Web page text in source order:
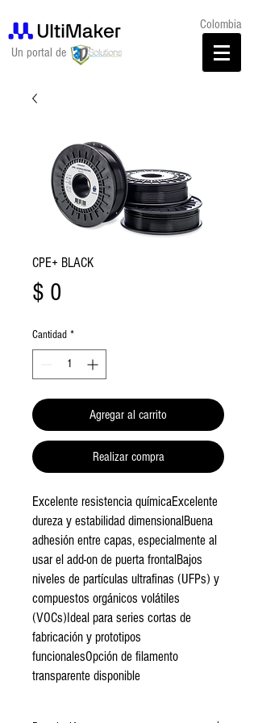
Un portal de
Colombia
CPE+ BLACK
$ 0
Cantidad *
Agregar al carrito
Realizar compra
Excelente resistencia químicaExcelente
dureza y estabilidad dimensionalBuena
adhesión entre capas, especialmente al
usar el add-on de puerta frontalBajos
niveles de partículas ultrafinas (UFPs) y
compuestos orgánicos volátiles
(VOCs)Ideal para series cortas de
fabricación y prototipos
funcionalesOpción de filamento
transparente disponible